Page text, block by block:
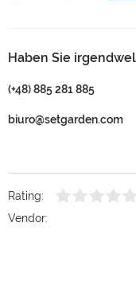
Haben Sie
(+48) 885 281 885
biuro@setgarden.com
Rating:
Vendor: